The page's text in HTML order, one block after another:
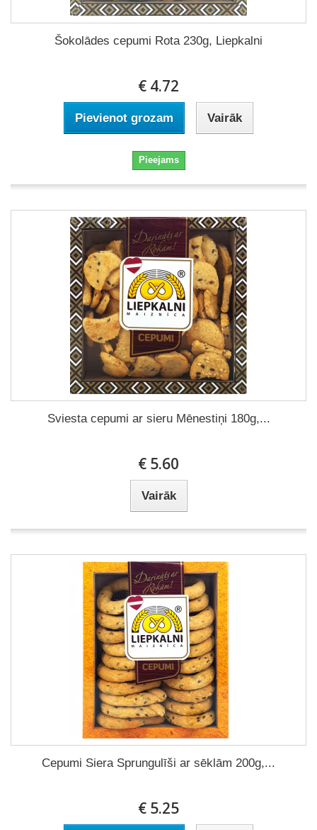
Šokolādes cepumi Rota 230g, Liepkalni
€ 4.72
Pievienot grozam Vairāk
Pieejams
Sviesta cepumi ar sieru Mēnestiņi 180g,...
€ 5.60
Vairāk
Cepumi Siera Sprungulīši ar sēklām 200g,...
€ 5.25